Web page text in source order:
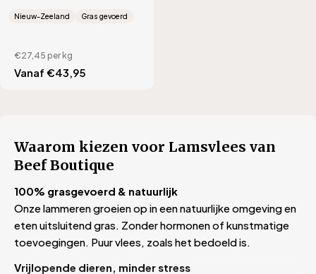
Nieuw-Zeeland Gras gevoerd
€27,45 per kg
Translation
Vanaf €43,95
Waarom kiezen voor Lamsvlees van
Beef Boutique
100% grasgevoerd & natuurlijk
Onze lammeren groeien op in een natuurlijke omgeving en
eten uitsluitend gras. Zonder hormonen of kunstmatige
toevoegingen. Puur vlees, zoals het bedoeld is.
Vrijlopende dieren, minder stress